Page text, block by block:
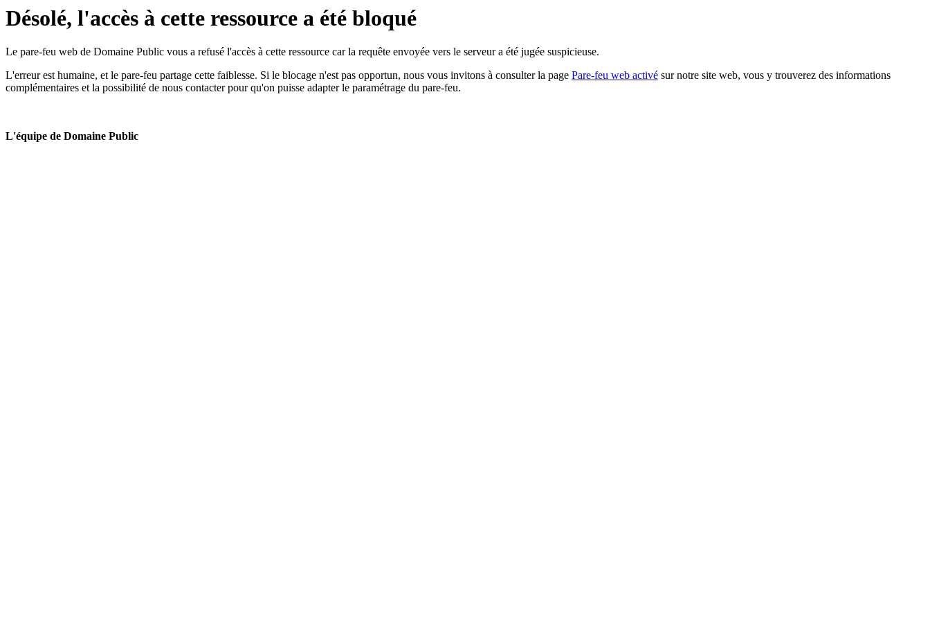
Désolé, l'accès à cette ressource a été bloqué
Le pare-feu web de Domaine Public vous a refusé l'accès à cette ressource car la requête envoyée vers le serveur a été jugée suspicieuse.
L'erreur est humaine, et le pare-feu partage cette faiblesse. Si le blocage n'est pas opportun, nous vous invitons à consulter la page Pare-feu web activé sur notre site web, vous y trouverez des informations
complémentaires et la possibilité de nous contacter pour qu'on puisse adapter le paramétrage du pare-feu.
L'équipe de Domaine Public